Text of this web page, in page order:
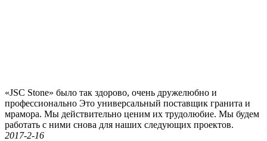
«JSC Stone» было так здорово, очень дружелюбно и
профессионально Это универсальный поставщик гранита и
мрамора. Мы действительно ценим их трудолюбие. Мы будем
работать с ними снова для наших следующих проектов.
2017-2-16